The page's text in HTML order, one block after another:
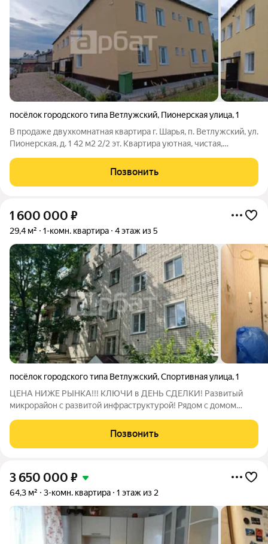
посёлок городского типа Ветлужский, Пионерская улица,1
В продаже двухкомнатная квартира г. Шарья, п. Ветлужский, ул.
Пионерская, д. 1 42 м2 2/2 эт. Квартира уютная, чистая,
назад поменяла электропроводка. Дом после капитального
ремонта, чистый
Позвонить
1 600 000 ₽
29,4 м² 1-комн. квартира 4 этаж из 5
посёлок городского типа Ветлужский,Спортивная улица,1
ЦЕНА НИЖЕ РЫНКА!!! КЛЮЧИ в ДЕНЬ СДЕЛКИ! Развитый
микрорайон с развитой инфраструктурой! Рядом с домом
музыкальная школа,дом культуры, библиотека, магазины,
парикмахерская ,торговый центр, аптеки,
Позвонить
3 650 000 ₽
64,3 м² 3-комн. квартира 1 этаж из 2